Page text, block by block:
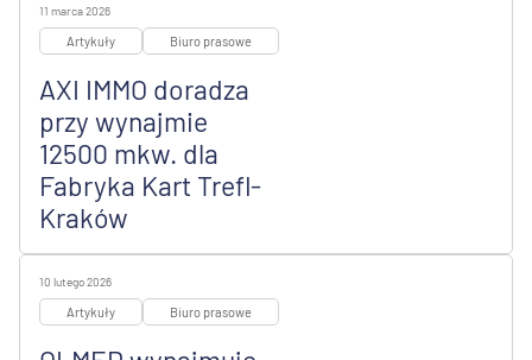
11 marca 2026
Artykuły Biuro prasowe
AXI IMMO doradza
przy wynajmie
12500 mkw. dla
Fabryka Kart Trefl-
Kraków
10 lutego 2026
Artykuły Biuro prasowe